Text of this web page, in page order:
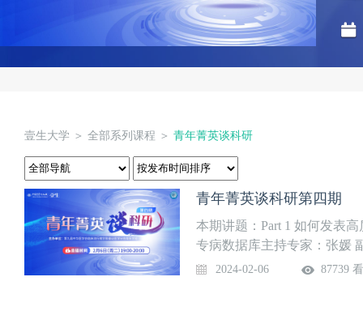
壹生大学 ＞ 全部系列课程 ＞ 青年菁英谈科研
青年菁英谈科研第四期
本期讲题：Part 1 如何发表
专病数据库主持专家：张媛
授课专家：熊俊杰 副教授四
2024-02-06 87739